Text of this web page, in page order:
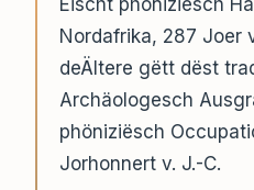
Éischt phöniziësch
Nordafrika, 287 Joer
deÄltere gëtt dëst
Archäologesch
phöniziësch
Jorhonnert v. J.-C.